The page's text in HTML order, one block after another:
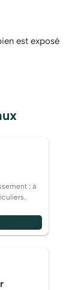
est exposé
: à